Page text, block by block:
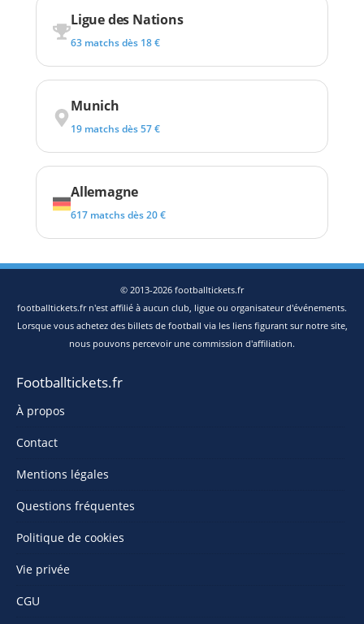
Ligue des Nations
63 matchs dès 18 €
Munich
19 matchs dès 57 €
Allemagne
617 matchs dès 20 €
© 2013-2026 footballtickets.fr
footballtickets.fr n'est affilié à aucun club, ligue ou organisateur d'événements.
Lorsque vous achetez des billets de football via les liens figurant sur notre site,
nous pouvons percevoir une commission d'affiliation.
Footballtickets.fr
À propos
Contact
Mentions légales
Questions fréquentes
Politique de cookies
Vie privée
CGU